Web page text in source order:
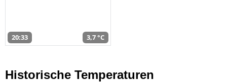
20:33 3,7 °C
Historische Temperaturen